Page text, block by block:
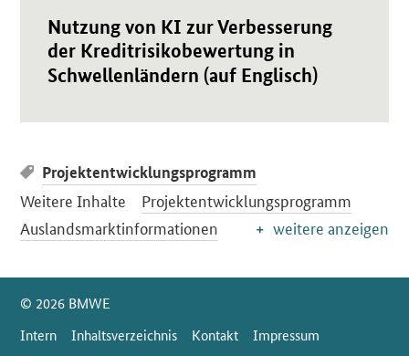
Nutzung von KI zur Verbesserung
der Kreditrisikobewertung in
Schwellenländern (auf Englisch)
Öffnet Einzelsicht
Projektentwicklungsprogramm
Weitere Inhalte
Projektentwicklungsprogramm
Auslandsmarktinformationen
weitere anzeigen
SrOnlyServicemenü
© 2026 BMWE
Intern
Inhaltsverzeichnis Kontakt
Impressum